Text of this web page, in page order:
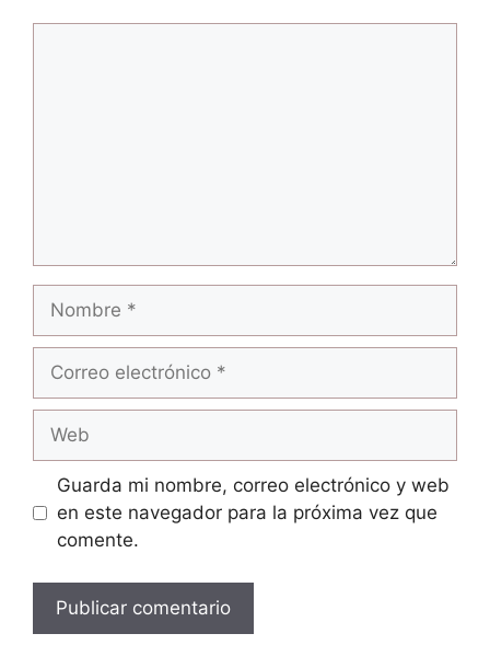
Nombre
Correo
Web
Guarda mi nombre, correo electrónico y web
en este navegador para la próxima vez que
comente.